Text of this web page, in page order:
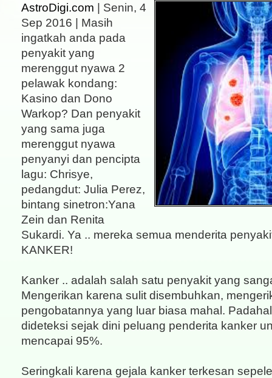
AstroDigi.com | Senin, 4
Sep 2016 | Masih
ingatkah anda pada
penyakit yang
merenggut nyawa 2
pelawak kondang:
Kasino dan Dono
Warkop? Dan penyakit
yang sama juga
merenggut nyawa
penyanyi dan pencipta
lagu: Chrisye,
pedangdut: Julia Perez,
bintang sinetron:Yana
Zein dan Renita
Sukardi. Ya .. mereka semua menderita
KANKER!
Kanker .. adalah salah satu penyakit yang
Mengerikan karena sulit disembuhkan,
pengobatannya yang luar biasa mahal.
dideteksi sejak dini peluang penderita kanker
mencapai 95%.
Seringkali karena gejala kanker terkesan